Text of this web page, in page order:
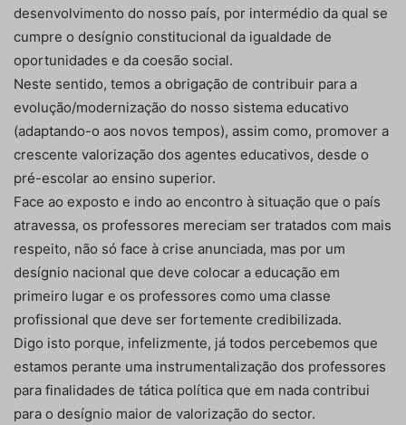
desenvolvimento do nosso país, por intermédio da qual se
cumpre o desígnio constitucional da igualdade de
oportunidades e da coesão social.
Neste sentido, temos a obrigação de contribuir para a
evolução/modernização do nosso sistema educativo
(adaptando-o aos novos tempos), assim como, promover a
crescente valorização dos agentes educativos, desde o
pré-escolar ao ensino superior.
Face ao exposto e indo ao encontro à situação que o país
atravessa, os professores mereciam ser tratados com mais
respeito, não só face à crise anunciada, mas por um
desígnio nacional que deve colocar a educação em
primeiro lugar e os professores como uma classe
profissional que deve ser fortemente credibilizada.
Digo isto porque, infelizmente, já todos percebemos que
estamos perante uma instrumentalização dos professores
para finalidades de tática política que em nada contribui
para o desígnio maior de valorização do sector.